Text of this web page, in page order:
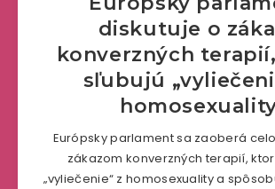
diskutuje o
konverzných
sľubujú
Európsky parlament sa zaoberá
zákazom konverzných terapií,
„vyliečenie“ z homosexuality a